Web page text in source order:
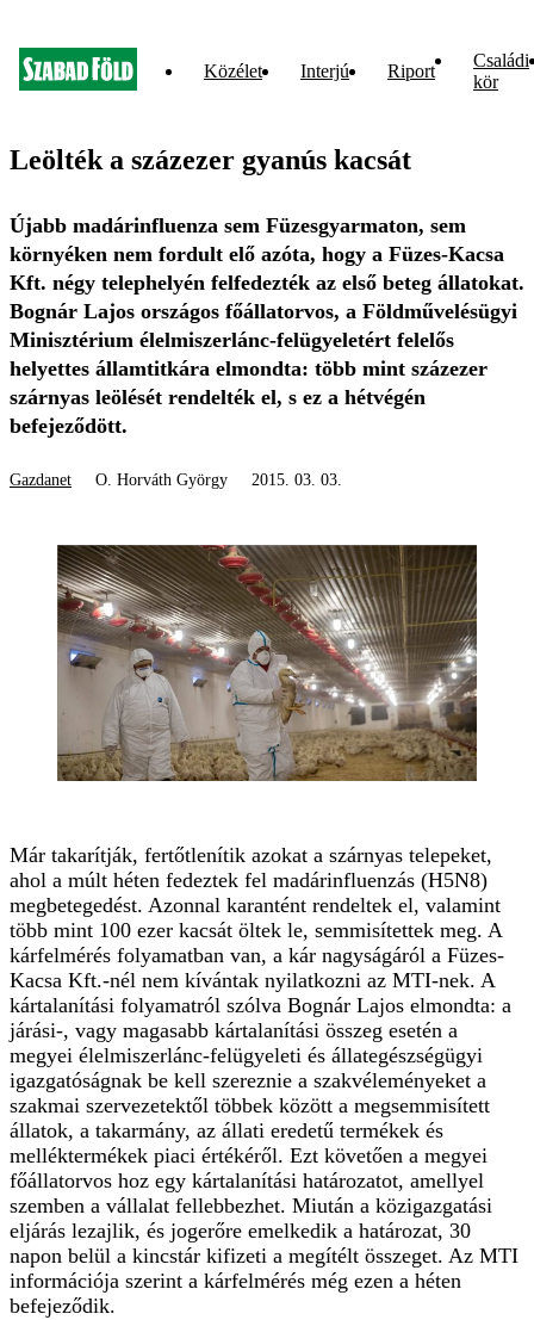
Közélet Interjú Riport
Családi
kör
Leölték a százezer gyanús kacsát
Újabb madárinfluenza sem Füzesgyarmaton, sem
környéken nem fordult elő azóta, hogy a Füzes-Kacsa
Kft. négy telephelyén felfedezték az első beteg állatokat.
Bognár Lajos országos főállatorvos, a Földművelésügyi
Minisztérium élelmiszerlánc-felügyeletért felelős
helyettes államtitkára elmondta: több mint százezer
szárnyas leölését rendelték el, s ez a hétvégén
befejeződött.
Gazdanet O. Horváth György 2015. 03. 03.
Már takarítják, fertőtlenítik azokat a szárnyas telepeket,
ahol a múlt héten fedeztek fel madárinfluenzás (H5N8)
megbetegedést. Azonnal karantént rendeltek el, valamint
több mint 100 ezer kacsát öltek le, semmisítettek meg. A
kárfelmérés folyamatban van, a kár nagyságáról a Füzes-
Kacsa Kft.-nél nem kívántak nyilatkozni az MTI-nek. A
kártalanítási folyamatról szólva Bognár Lajos elmondta: a
járási-, vagy magasabb kártalanítási összeg esetén a
megyei élelmiszerlánc-felügyeleti és állategészségügyi
igazgatóságnak be kell szereznie a szakvéleményeket a
szakmai szervezetektől többek között a megsemmisített
állatok, a takarmány, az állati eredetű termékek és
melléktermékek piaci értékéről. Ezt követően a megyei
főállatorvos hoz egy kártalanítási határozatot, amellyel
szemben a vállalat fellebbezhet. Miután a közigazgatási
eljárás lezajlik, és jogerőre emelkedik a határozat, 30
napon belül a kincstár kifizeti a megítélt összeget. Az MTI
információja szerint a kárfelmérés még ezen a héten
befejeződik.